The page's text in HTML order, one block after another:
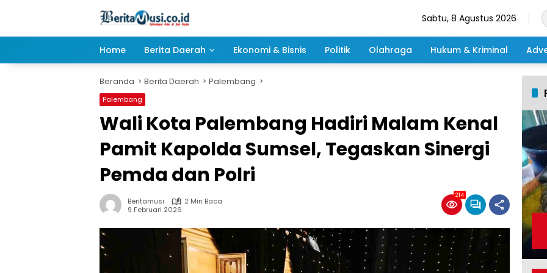
Sabtu, 8 Agustus 2026
Home Berita Daerah Ekonomi & Bisnis Politik Olahraga Hukum & Kriminal
Beranda Berita Daerah Palembang
Palembang
Wali Kota Palembang Hadiri Malam Kenal
Pamit Kapolda Sumsel, Tegaskan Sinergi
Pemda dan Polri
Beritamusi
2 Min Baca
9 Februari 2026
214